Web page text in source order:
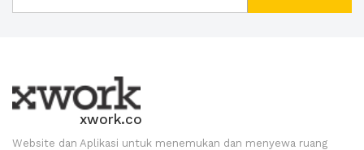
xwork.co
Website dan Aplikasi untuk menemukan dan menyewa ruang